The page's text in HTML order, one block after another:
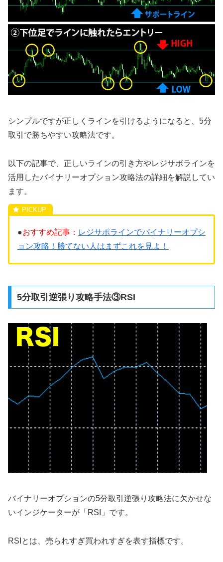
シンプルですが正しくラインを引けるようになると、5分
取引で勝ちやすい攻略法です。
以下の記事で、正しいラインの引き方やレジサポラインを
活用したバイナリーオプション攻略法の詳細を解説してい
ます。
●おすすめ記事： レジサポラインでバイナリーオプシ
ョン攻略！勝てない人はまずこれを見よ！
5分取引逆張り攻略手法③RSI
バイナリーオプションの5分取引逆張り攻略法に欠かせな
いインジケーターが「RSI」です。
RSIとは、売られすぎ買われすぎを表す指標です。